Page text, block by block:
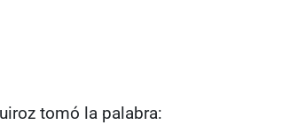
tomó la palabra: